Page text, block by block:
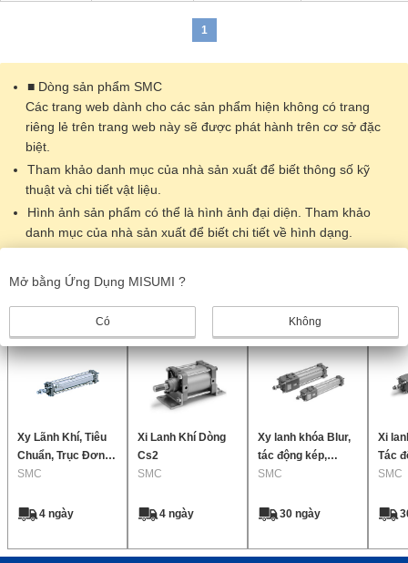
1
■ Dòng sản phẩm SMC
Các trang web dành cho các sản phẩm hiện không có trang
riêng lẻ trên trang web này sẽ được phát hành trên cơ sở đặc
biệt.
Tham khảo danh mục của nhà sản xuất để biết thông số kỹ
thuật và chi tiết vật liệu.
Hình ảnh sản phẩm có thể là hình ảnh đại diện. Tham khảo
danh mục của nhà sản xuất để biết chi tiết về hình dạng.​
Xy Lãnh Khí, Tiêu
Chuẩn, Trục Đơn 2
Chiều Seri Ca2
SMC
4 ngày
Xi Lanh Khí Dòng
Cs2
SMC
4 ngày
Xy lanh khóa Blur,
tác động kép,
thanh đơn Sê-ri
SMC
30 ngày
Xi
Tác
SMC
Mở bằng Ứng Dụng MISUMI ?
Có Không